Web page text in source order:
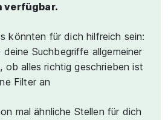
verfügbar.
könnten für dich hilfreich sein:
deine Suchbegriffe allgemeiner
ob alles richtig geschrieben ist
Filter an
mal ähnliche Stellen für dich